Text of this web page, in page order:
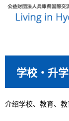
学校・升学
介绍学校、教育、教